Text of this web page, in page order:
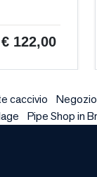
€ 122,00
caccivio
Pipe Shop in